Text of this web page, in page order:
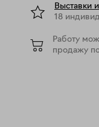
Выставки
18
Работу
продажу